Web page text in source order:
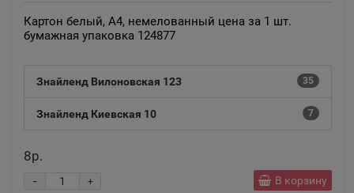
Картон белый, А4, немелованный цена за 1 шт.
бумажная упаковка 124877
Знайленд Вилоновская 123 35
Знайленд Киевская 10 7
8р.
+
- В корзину